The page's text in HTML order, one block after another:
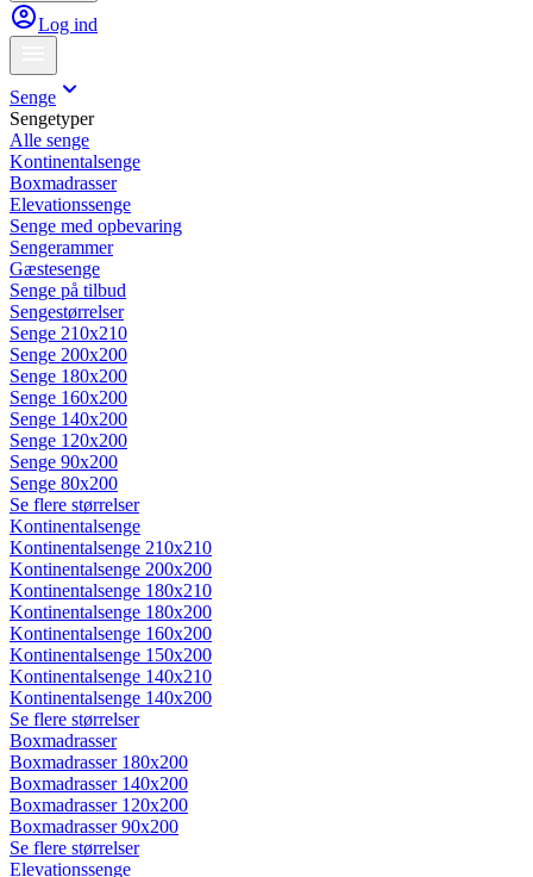
Log ind
Senge
Sengetyper
Alle senge
Kontinentalsenge
Boxmadrasser
Elevationssenge
Senge med opbevaring
Sengerammer
Gæstesenge
Senge på tilbud
Sengestørrelser
Senge 210x210
Senge 200x200
Senge 180x200
Senge 160x200
Senge 140x200
Senge 120x200
Senge 90x200
Senge 80x200
Se flere størrelser
Kontinentalsenge
Kontinentalsenge 210x210
Kontinentalsenge 200x200
Kontinentalsenge 180x210
Kontinentalsenge 180x200
Kontinentalsenge 160x200
Kontinentalsenge 150x200
Kontinentalsenge 140x210
Kontinentalsenge 140x200
Se flere størrelser
Boxmadrasser
Boxmadrasser 180x200
Boxmadrasser 140x200
Boxmadrasser 120x200
Boxmadrasser 90x200
Se flere størrelser
Elevationssenge